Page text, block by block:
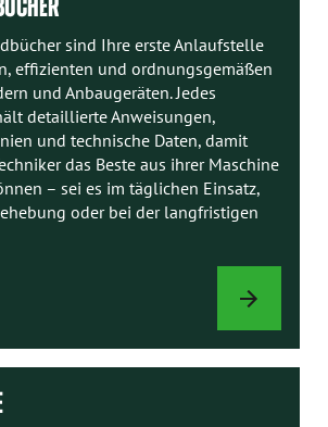
sind Ihre erste Anlaufstelle
effizienten und ordnungsgemäßen
und Anbaugeräten. Jedes
detaillierte Anweisungen,
und technische Daten, damit
das Beste aus ihrer Maschine
– sei es im täglichen Einsatz,
oder bei der langfristigen
AVANT-